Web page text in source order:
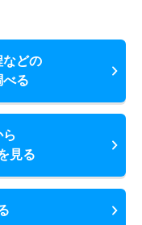
などの
べる
見る